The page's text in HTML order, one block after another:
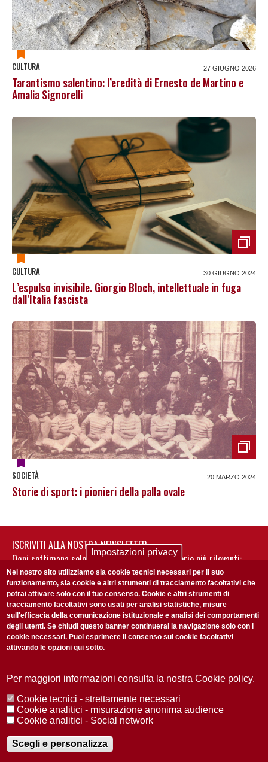
CULTURA 27 GIUGNO 2026
Tarantismo salentino: l’eredità di Ernesto de Martino e
Amalia Signorelli
CULTURA 30 GIUGNO 2024
L’espulso invisibile. Giorgio Bloch, intellettuale in fuga
dall’Italia fascista
SOCIETÀ 20 MARZO 2024
Storie di sport: i pionieri della palla ovale
ISCRIVITI ALLA NOSTRA NEWSLETTER
Ogni settimana selezioniamo per te nostre storie più rilevanti:
non perderti gli aggiornamenti della nostra newsletter
Accetto laPrivacy Policy
Redazione Copyright Privacy
Area stampa
© 2025 Università di Padova
Registrazione presso il Tribunale di Padova n. 2097/2012 del 18 giugno
2012
Impostazioni privacy
Nel nostro sito utilizziamo sia cookie tecnici necessari per il suo
funzionamento, sia cookie e altri strumenti di tracciamento facoltativi che
potrai attivare solo con il tuo consenso. Cookie e altri strumenti di
tracciamento facoltativi sono usati per analisi statistiche, misure
sull'efficacia della comunicazione istituzionale e analisi dei comportamenti
degli utenti. Se chiudi questo banner continuerai la navigazione solo con i
cookie necessari. Puoi esprimere il consenso sui cookie facoltativi
attivando le opzioni qui sotto.
Per maggiori informazioni consulta la nostra Cookie policy.
Cookie tecnici - strettamente necessari
Cookie analitici - misurazione anonima audience
Cookie analitici - Social network
Scegli e personalizza